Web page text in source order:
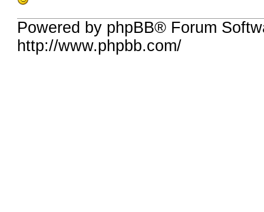
Powered by phpBB® Forum
http://www.phpbb.com/